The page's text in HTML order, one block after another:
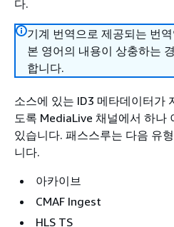
다.
기계 번역으로 제공되는 번
본 영어의 내용이 상충하는
합니다.
소스에 있는 ID3 메타데이터가
도록 MediaLive 채널에서 하나
있습니다. 패스스루는 다음 유
니다.
아카이브
CMAF Ingest
HLS TS